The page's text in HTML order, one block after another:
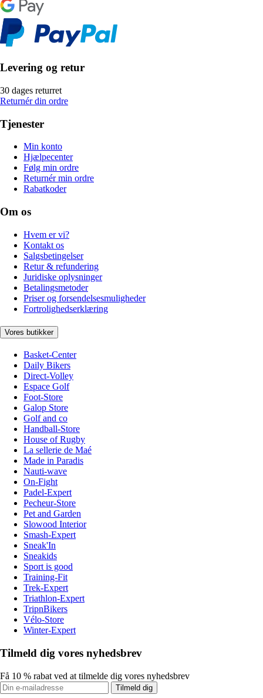
Levering og retur
30 dages returret
Returnér din ordre
Tjenester
Min konto
Hjælpecenter
Følg min ordre
Returnér min ordre
Rabatkoder
Om os
Hvem er vi?
Kontakt os
Salgsbetingelser
Retur & refundering
Juridiske oplysninger
Betalingsmetoder
Priser og forsendelsesmuligheder
Fortrolighedserklæring
Vores butikker
Basket-Center
Daily Bikers
Direct-Volley
Espace Golf
Foot-Store
Galop Store
Golf and co
Handball-Store
House of Rugby
La sellerie de Maé
Made in Paradis
Nauti-wave
On-Fight
Padel-Expert
Pecheur-Store
Pet and Garden
Slowood Interior
Smash-Expert
Sneak'In
Sneakids
Sport is good
Training-Fit
Trek-Expert
Triathlon-Expert
TripnBikers
Vélo-Store
Winter-Expert
Tilmeld dig vores nyhedsbrev
Få 10 % rabat ved at tilmelde dig vores nyhedsbrev
Tilmeld dig